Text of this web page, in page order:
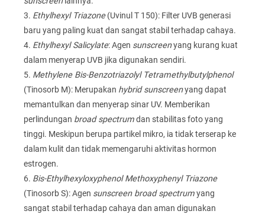
3. Ethylhexyl Triazone(Uvinul T 150): Filter UVB generasi
baru yang paling kuat dan sangat stabil terhadap cahaya.
4. Ethylhexyl Salicylate: Agen sunscreenyang kurang kuat
dalam menyerap UVB jika digunakan sendiri.
5. Methylene Bis-Benzotriazolyl Tetramethylbutylphenol
(Tinosorb M): Merupakan hybrid sunscreenyang dapat
memantulkan dan menyerap sinar UV. Memberikan
perlindungan broad spectrumdan stabilitas foto yang
tinggi. Meskipun berupa partikel mikro, ia tidak terserap ke
dalam kulit dan tidak memengaruhi aktivitas hormon
estrogen.
6. Bis-Ethylhexyloxyphenol Methoxyphenyl Triazone
(Tinosorb S): Agen sunscreen broad spectrumyang
sangat stabil terhadap cahaya dan aman digunakan